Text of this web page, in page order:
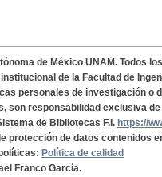
de México UNAM. Todos
de la Facultad de
personales de investigación o
son responsabilidad exclusiva
de Bibliotecas F.I. https://
protección de datos contenidos
Política de calidad
Franco García.